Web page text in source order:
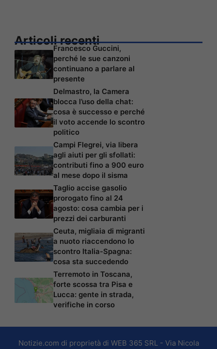
Articoli recenti
Francesco Guccini,
perché le sue canzoni
continuano a parlare al
presente
Delmastro, la Camera
blocca l’uso della chat:
cosa è successo e perché
il voto accende lo scontro
politico
Campi Flegrei, via libera
agli aiuti per gli sfollati:
contributi fino a 900 euro
al mese dopo il sisma
Taglio accise gasolio
prorogato fino al 24
agosto: cosa cambia per i
prezzi dei carburanti
Ceuta, migliaia di migranti
a nuoto riaccendono lo
scontro Italia-Spagna:
cosa sta succedendo
Terremoto in Toscana,
forte scossa tra Pisa e
Lucca: gente in strada,
verifiche in corso
Notizie.com di proprietà di WEB 365 SRL - Via Nicola